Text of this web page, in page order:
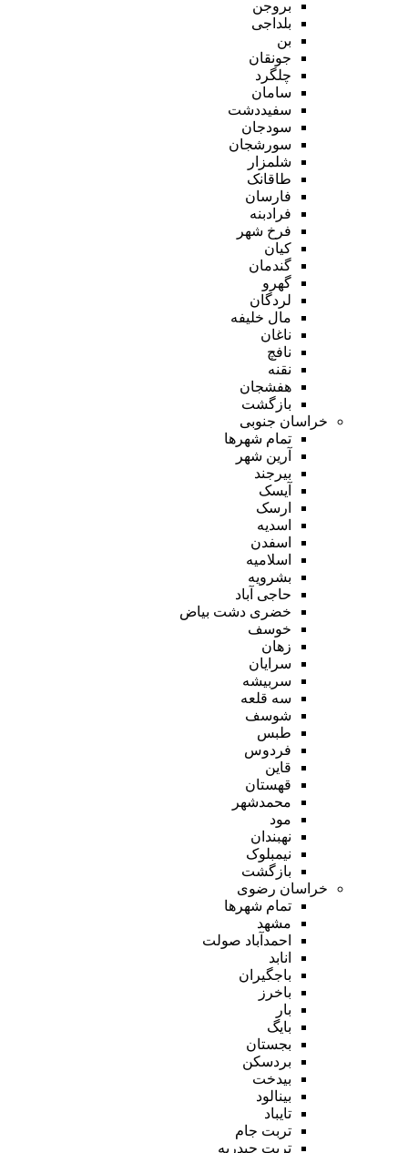
بروجن
بلداجی
بن
جونقان
چلگرد
سامان
سفیددشت
سودجان
سورشجان
شلمزار
طاقانک
فارسان
فرادبنه
فرخ شهر
کیان
گندمان
گهرو
لردگان
مال خلیفه
ناغان
نافچ
نقنه
هفشجان
بازگشت
خراسان جنوبی
تمام شهر‌ها
آرین شهر
بیرجند
آیسک
ارسک
اسدیه
اسفدن
اسلامیه
بشرویه
حاجی آباد
خضری دشت بیاض
خوسف
زهان
سرایان
سربیشه
سه قلعه
شوسف
طبس
فردوس
قاین
قهستان
محمدشهر
مود
نهبندان
نیمبلوک
بازگشت
خراسان رضوی
تمام شهر‌ها
مشهد
احمدآباد صولت
انابد
باجگیران
باخرز
بار
بایگ
بجستان
بردسکن
بیدخت
بینالود
تایباد
تربت جام
تربت حیدریه